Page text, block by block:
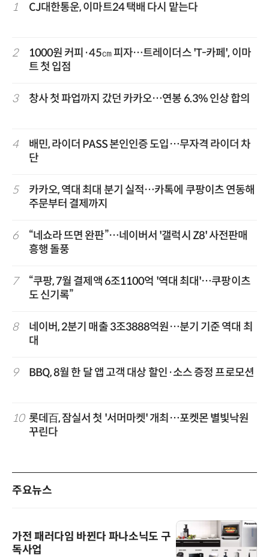
1 CJ대한통운, 이마트24 택배 다시 맡는다
2
1000원 커피·45㎝ 피자…트레이더스 'T-카페', 이마
트 첫 입점
3 창사 첫 파업까지 갔던 카카오…연봉 6.3% 인상 합의
4
배민, 라이더 PASS 본인인증 도입…무자격 라이더 차
단
5
카카오, 역대 최대 분기 실적…카톡에 쿠팡이츠 연동해
주문부터 결제까지
6
“네쇼라 뜨면 완판”…네이버서 '갤럭시 Z8' 사전판매
흥행 돌풍
7
“쿠팡, 7월 결제액 6조1100억 '역대 최대'…쿠팡이츠
도 신기록”
8
네이버, 2분기 매출 3조3888억원…분기 기준 역대 최
대
9 BBQ, 8월 한 달 앱 고객 대상 할인·소스 증정 프로모션
10 롯데百, 잠실서 첫 '서머마켓' 개최…포켓몬 별빛낙원
꾸린다
주요뉴스
가전 패러다임 바뀐다 파나소닉도 구
독사업